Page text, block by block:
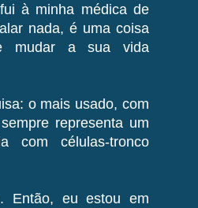
à minha médica de
nada, é uma coisa
mudar a sua vida
o mais usado, com
representa um
células-tronco
Então, eu estou em